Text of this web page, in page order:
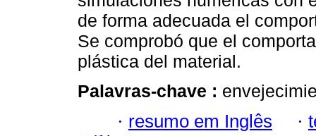
de forma adecuada el
Se comprobó que el
plástica del material.
Palavras-chave :
· resumo em Inglês ·